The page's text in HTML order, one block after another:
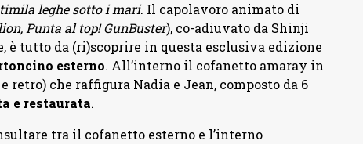
leghe sotto i mari. Il capolavoro animato di
Punta al top! GunBuster), co-adiuvato da Shinji
tutto da (ri)scoprire in questa esclusiva edizione
esterno. All’interno il cofanetto amaray in
retro) che raffigura Nadia e Jean, composto da 6
e restaurata.
tra il cofanetto esterno e l’interno